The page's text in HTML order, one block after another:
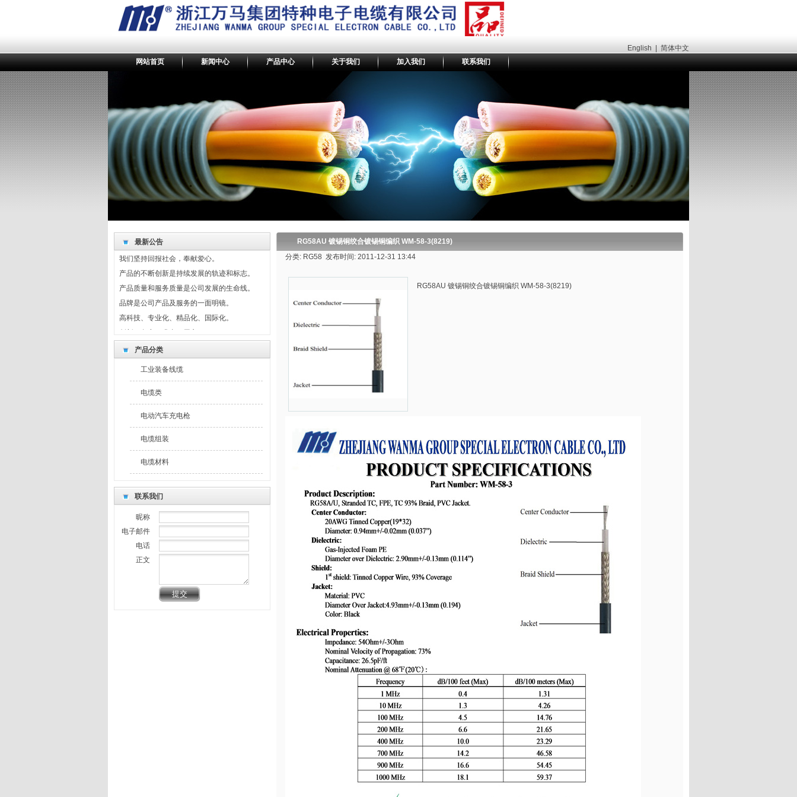
English
简体中文
网站首页
新闻中心 产品中心 关于我们 加入我们 联系我们
最新公告
最新公告
我们坚持回报社会，奉献爱心。
制度共守、风险共担、利益共享。
最新公告
我们坚持回报社会，奉献爱心。
品牌是公司产品及服务的一面明镜。
高科技、专业化、精品化、国际化。
创新、务实、求真、用心。
制度共守、风险共担、利益共享。
产品分类
工业装备线缆
电缆类
电动汽车充电枪
电缆组装
电缆材料
联系我们
昵称
电子邮件
电话
正文
RG58AU 镀锡铜绞合镀锡铜编织 WM-58-3(8219)
分类: RG58 发布时间: 2011-12-31 13:44
RG58AU 镀锡铜绞合镀锡铜编织 WM-58-3(8219)